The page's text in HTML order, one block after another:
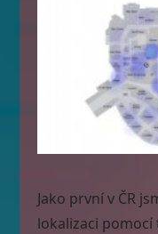
Jako první v ČR
lokalizaci pomocí